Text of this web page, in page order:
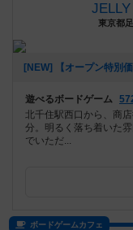
東京都
遊べるボードゲーム
北千住駅西口から、商
分。明るく落ち着いた
でいただ...
ボードゲームカフェ